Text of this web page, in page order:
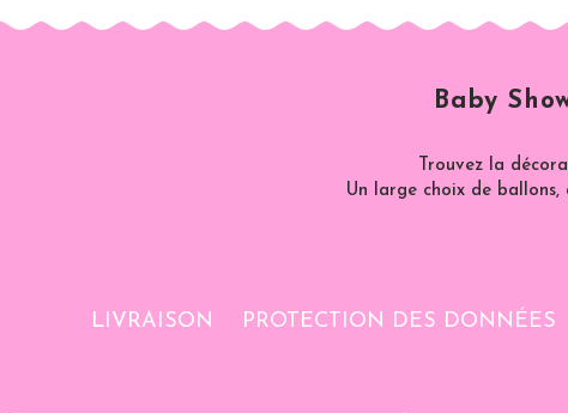
Baby
Trouvez la
Un large choix de
LIVRAISON PROTECTION DES DONNÉES